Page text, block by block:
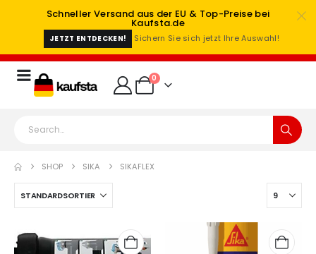
Schneller Versand aus der EU & Top-Preise bei
Kaufsta.de
JETZT ENTDECKEN! Sichern Sie sich jetzt Ihre Auswahl!
0
SHOP SIKA SIKAFLEX